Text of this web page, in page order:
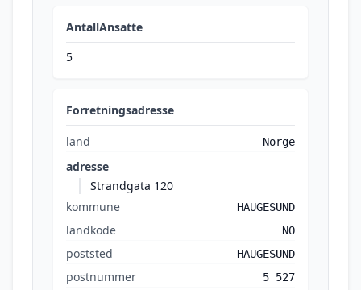
AntallAnsatte
5
Forretningsadresse
land Norge
adresse
Strandgata 120
kommune
HAUGESUND
landkode NO
poststed HAUGESUND
postnummer 5 527